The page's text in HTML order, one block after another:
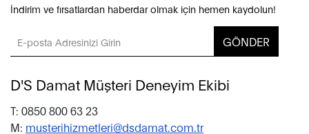
İndirim ve fırsatlardan haberdar olmak için hemen kaydolun!
GÖNDER
D'S Damat Müşteri Deneyim Ekibi
T: 0850 800 63 23
M: musterihizmetleri@dsdamat.com.tr